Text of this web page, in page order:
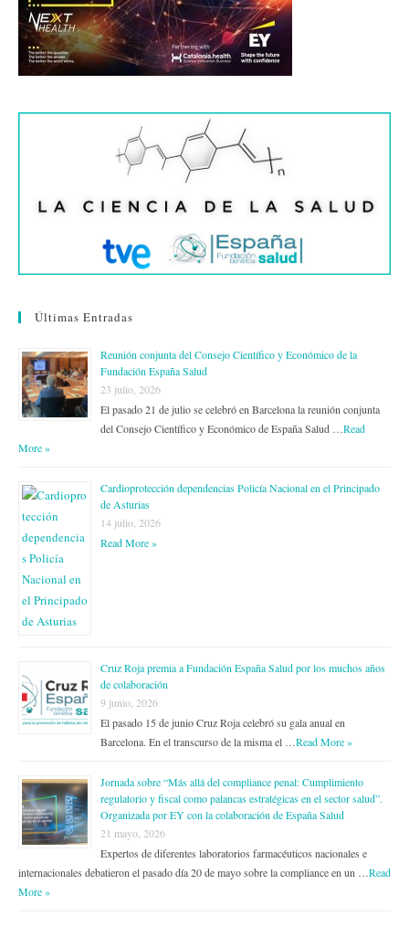
Últimas Entradas
Reunión conjunta del Consejo Científico y Económico de la
Fundación España Salud
23 julio, 2026
El pasado 21 de julio se celebró en Barcelona la reunión conjunta
del Consejo Científico y Económico de España Salud … Read
More »
Cardioprotección dependencias Policía Nacional en el Principado
de Asturias
14 julio, 2026
Read More »
Cruz Roja premia a Fundación España Salud por los muchos años
de colaboración
9 junio, 2026
El pasado 15 de junio Cruz Roja celebró su gala anual en
Barcelona. En el transcurso de la misma el … Read More »
Jornada sobre “Más allá del compliance penal: Cumplimiento
regulatorio y fiscal como palancas estratégicas en el sector salud”.
Organizada por EY con la colaboración de España Salud
21 mayo, 2026
Expertos de diferentes laboratorios farmacéuticos nacionales e
internacionales debatieron el pasado día 20 de mayo sobre la compliance en un … Read
More »